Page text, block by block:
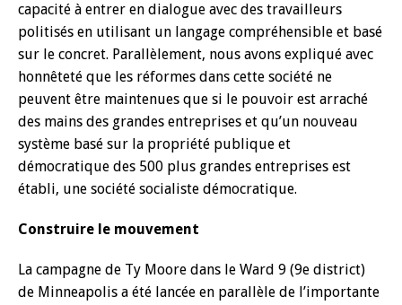
capacité à entrer en dialogue avec des travailleurs
politisés en utilisant un langage compréhensible et basé
sur le concret. Parallèlement, nous avons expliqué avec
honnêteté que les réformes dans cette société ne
peuvent être maintenues que si le pouvoir est arraché
des mains des grandes entreprises et qu’un nouveau
système basé sur la propriété publique et
démocratique des 500 plus grandes entreprises est
établi, une société socialiste démocratique.
Construire le mouvement
La campagne de Ty Moore dans le Ward 9 (9e district)
de Minneapolis a été lancée en parallèle de l’importante